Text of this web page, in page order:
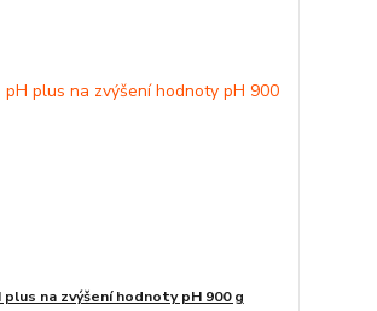
plus na zvýšení hodnoty pH 900 g